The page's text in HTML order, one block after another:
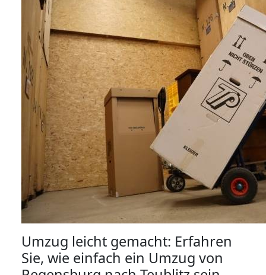
Umzug leicht gemacht: Erfahren
Sie, wie einfach ein Umzug von